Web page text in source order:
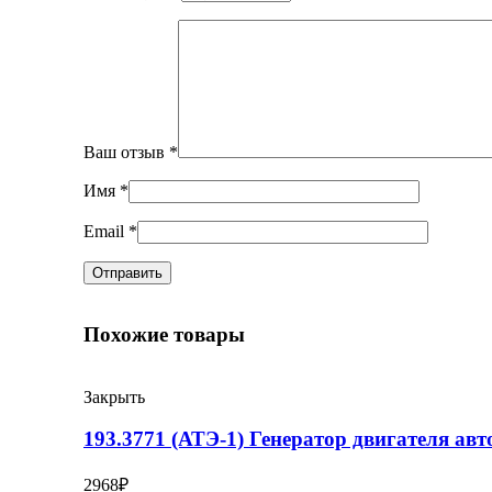
Ваш отзыв *
Имя *
Email *
Похожие товары
Закрыть
193.3771 (АТЭ-1) Генератор двигателя
2968₽